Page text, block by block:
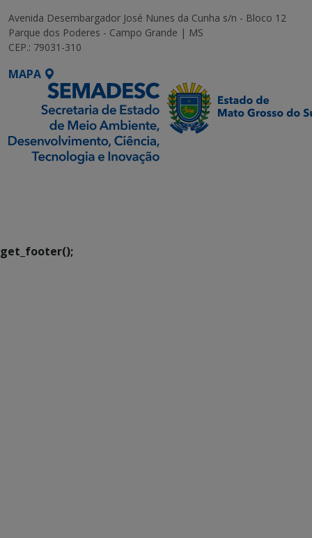
Avenida Desembargador José Nunes da Cunha s/n - Bloco 12
Parque dos Poderes - Campo Grande | MS
CEP.: 79031-310
MAPA
get_footer();